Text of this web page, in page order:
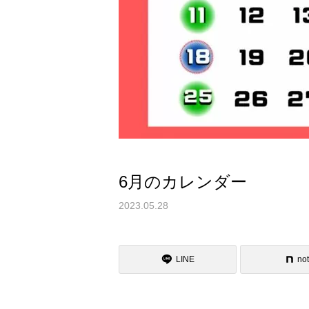
6月のカレンダー
2023.05.28
LINE